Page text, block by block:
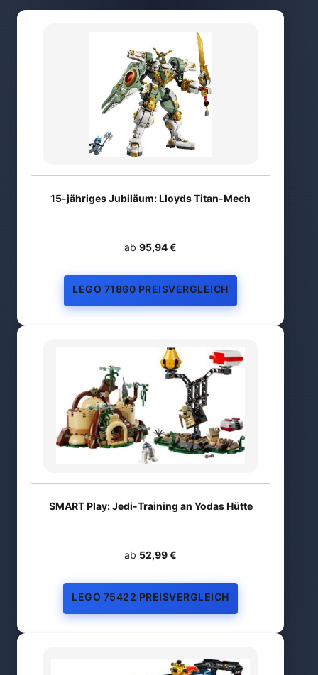
15-jähriges Jubiläum: Lloyds Titan-Mech
ab 95,94 €
LEGO 71860 PREISVERGLEICH
SMART Play: Jedi-Training an Yodas Hütte
ab 52,99 €
LEGO 75422 PREISVERGLEICH